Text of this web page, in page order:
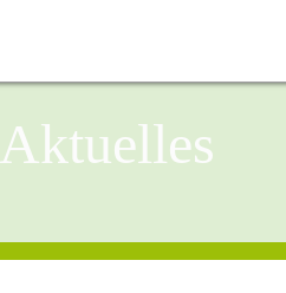
Aktuelles